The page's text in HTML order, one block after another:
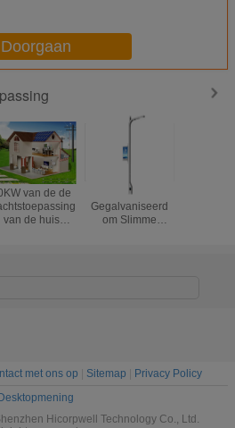
Doorgaan
van de de
van de huis
Heet
Gegalvaniseerd
om Slimme
met ons op Sitemap
Privacy Policy
Desktopmening
Hicorpwell Technology Co., Ltd.